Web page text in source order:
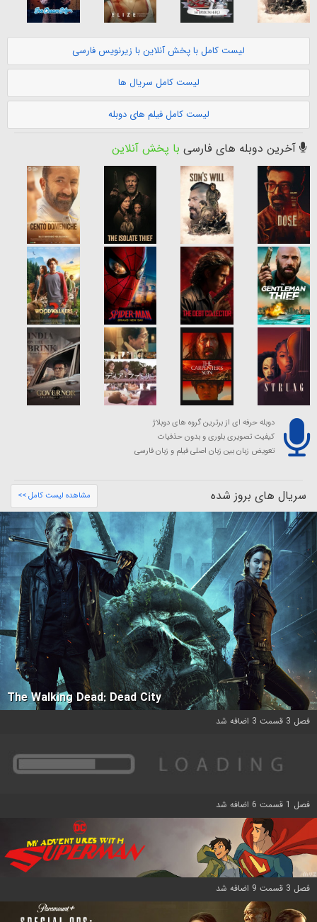
لیست کامل با پخش آنلاین با زیرنویس فارسی
لیست کامل سریال ها
لیست کامل فیلم های دوبله
آخرین دوبله های فارسی با پخش آنلاین
دوبله حرفه ای از برترین گروه های دوبلاژ
کیفیت تصویری بلوری و بدون حذفیات
تعویض زبان بین زبان اصلی فیلم و زبان فارسی
سریال های بروز شده مشاهده لیست کامل >>
The Walking Dead: Dead City
فصل 3 قسمت 3 اضافه شد
فصل 1 قسمت 6 اضافه شد
فصل 3 قسمت 9 اضافه شد